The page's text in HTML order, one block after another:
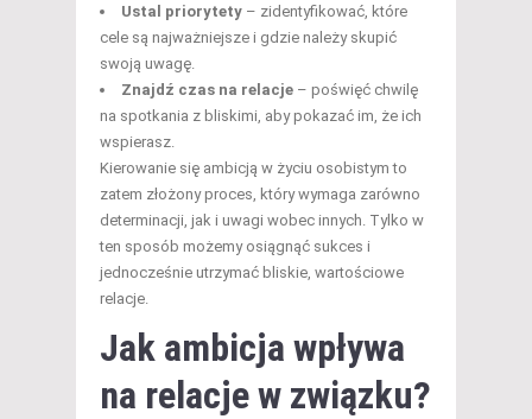
Ustal priorytety – zidentyfikować, które
cele są najważniejsze i gdzie należy skupić
swoją uwagę.
Znajdź czas na relacje – poświęć chwilę
na spotkania z bliskimi, aby pokazać im, że ich
wspierasz.
Kierowanie się ambicją w życiu osobistym to
zatem złożony proces, który wymaga zarówno
determinacji, jak i uwagi wobec innych. Tylko w
ten sposób możemy osiągnąć sukces i
jednocześnie utrzymać bliskie, wartościowe
relacje.
Jak ambicja wpływa
na relacje w związku?